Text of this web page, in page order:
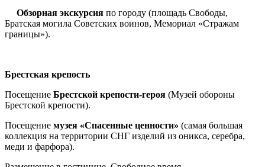
Обзорная экскурсия по городу (площадь Свободы,
Братская могила Советских воинов, Мемориал «Стражам
границы»).
Брестская крепость
Посещение Брестской крепости-героя (Музей обороны
Брестской крепости).
Посещение музея «Спасенные ценности» (самая большая
коллекция на территории СНГ изделий из оникса, серебра,
меди и фарфора).